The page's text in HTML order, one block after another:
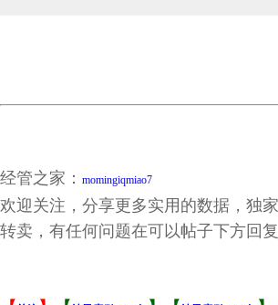
经管之家： momingiqmiao7
欢迎关注，分享更多实用的数据，独
转卖，有任何问题在可以帖子下方回